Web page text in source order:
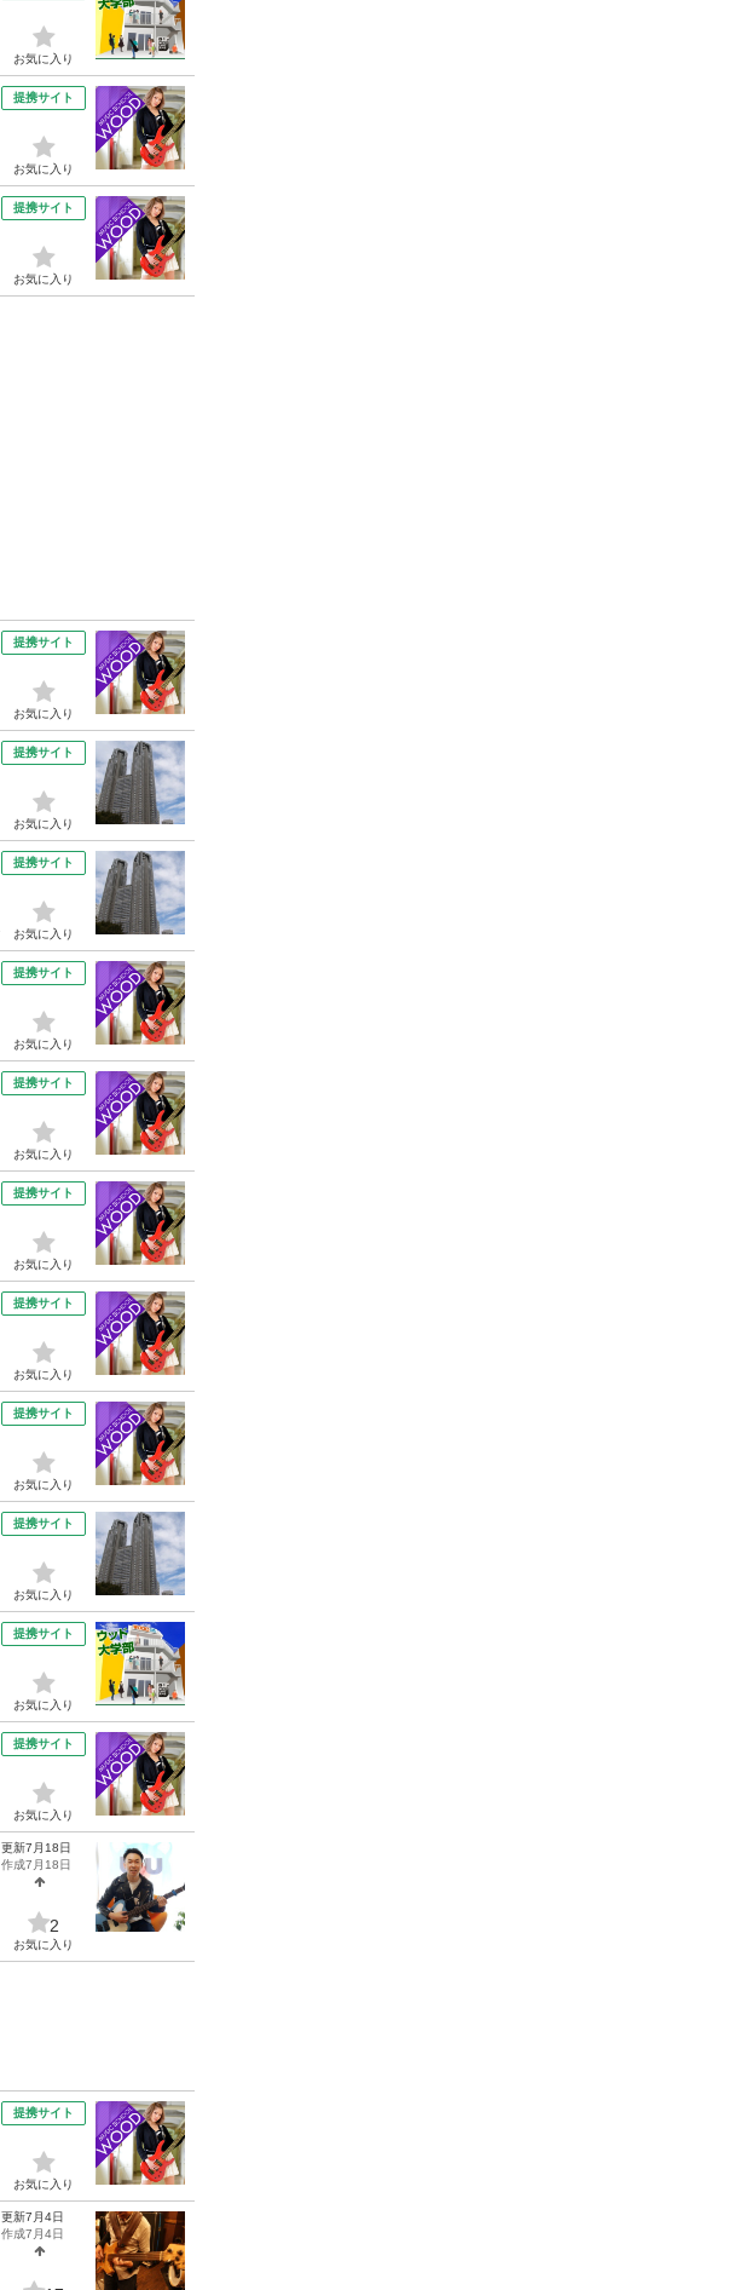
お気に入り
提携サイト
お気に入り
提携サイト
お気に入り
提携サイト
お気に入り
提携サイト
お気に入り
提携サイト
お気に入り
提携サイト
お気に入り
提携サイト
お気に入り
提携サイト
お気に入り
提携サイト
お気に入り
提携サイト
お気に入り
提携サイト
お気に入り
提携サイト
お気に入り
提携サイト
お気に入り
更新7月18日
作成7月18日
2
お気に入り
提携サイト
お気に入り
更新7月4日
作成7月4日